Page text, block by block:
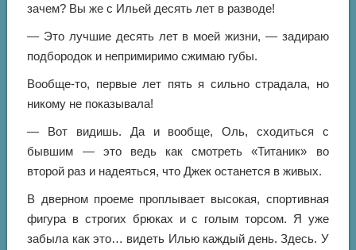
зачем? Вы же с Ильей десять лет в разводе!
— Это лучшие десять лет в моей жизни, — задираю
подбородок и непримиримо сжимаю губы.
Вообще-то, первые лет пять я сильно страдала, но
никому не показывала!
— Вот видишь. Да и вообще, Оль, сходиться с
бывшим — это ведь как смотреть «Титаник» во
второй раз и надеяться, что Джек останется в живых.
В дверном проеме проплывает высокая, спортивная
фигура в строгих брюках и с голым торсом. Я уже
забыла как это… видеть Илью каждый день. Здесь. У